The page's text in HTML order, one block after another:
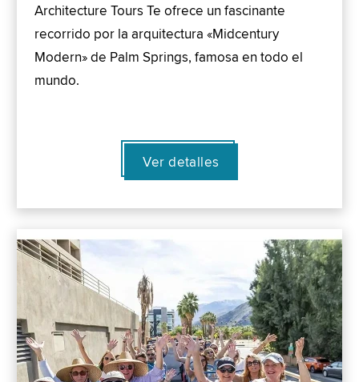
Architecture Tours Te ofrece un fascinante
recorrido por la arquitectura «Midcentury
Modern» de Palm Springs, famosa en todo el
mundo.
Ver detalles